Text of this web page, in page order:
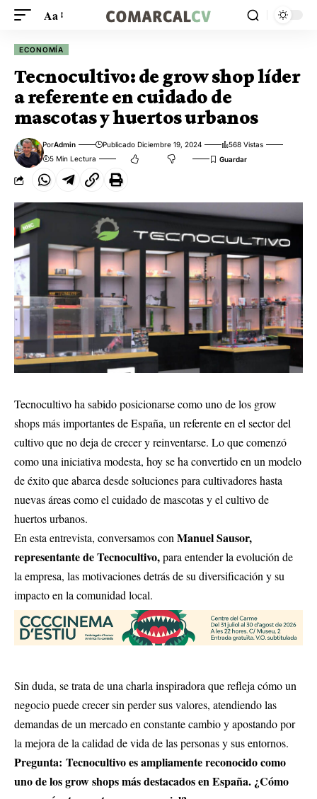
Aa
ECONOMÍA
Tecnocultivo: de grow shop líder
a referente en cuidado de
mascotas y huertos urbanos
PorAdmin Publicado Diciembre 19, 2024
568 Vistas
5 Min Lectura
Tecnocultivo ha sabido posicionarse como uno de los grow
shops más importantes de España, un referente en el sector del
cultivo que no deja de crecer y reinventarse. Lo que comenzó
como una iniciativa modesta, hoy se ha convertido en un modelo
de éxito que abarca desde soluciones para cultivadores hasta
nuevas áreas como el cuidado de mascotas y el cultivo de
huertos urbanos.
En esta entrevista, conversamos con Manuel Sausor,
representante deTecnocultivo,para entender la evolución de
la empresa, las motivaciones detrás de su diversificación y su
impacto en la comunidad local.
Sin duda, se trata de una charla inspiradora que refleja cómo un
negocio puede crecer sin perder sus valores, atendiendo las
demandas de un mercado en constante cambio y apostando por
la mejora de la calidad de vida de las personas y sus entornos.
Pregunta: Tecnocultivo es ampliamente reconocido como
uno de los grow shops más destacados en España. ¿Cómo